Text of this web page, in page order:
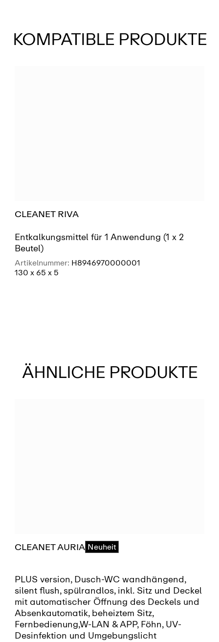
KOMPATIBLE PRODUKTE
CLEANET RIVA
Entkalkungsmittel für 1 Anwendung (1 x 2
Beutel)
Artikelnummer: H8946970000001
130 x 65 x 5
ÄHNLICHE PRODUKTE
CLEANET AURIA Neuheit
PLUS version, Dusch-WC wandhängend,
silent flush, spülrandlos, inkl. Sitz und Deckel
mit automatischer Öffnung des Deckels und
Absenkautomatik, beheiztem Sitz,
Fernbedienung,W-LAN & APP, Föhn, UV-
Desinfektion und Umgebungslicht